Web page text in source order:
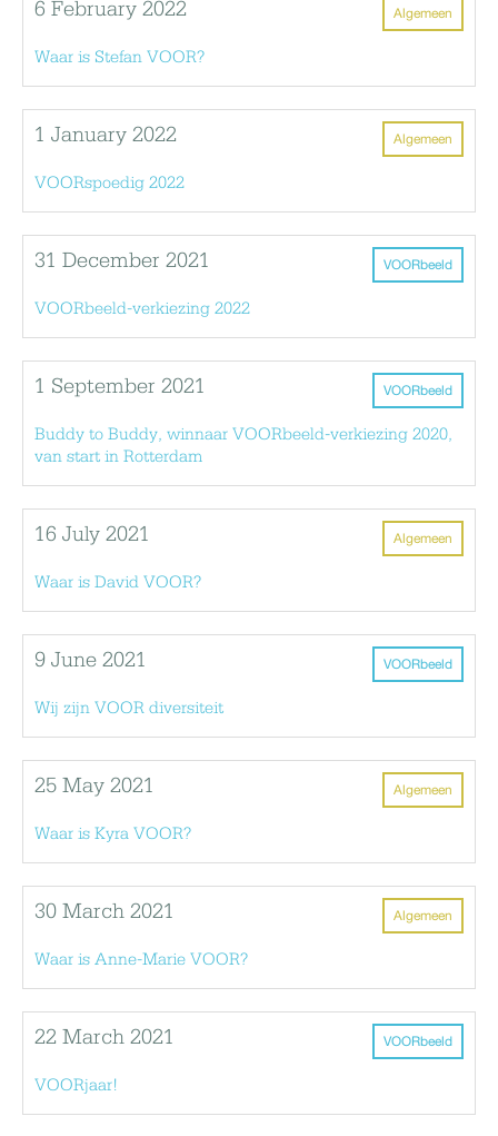
Algemeen
6 February 2022
Waar is Stefan VOOR?
Algemeen
1 January 2022
VOORspoedig 2022
VOORbeeld
31 December 2021
VOORbeeld-verkiezing 2022
VOORbeeld
1 September 2021
Buddy to Buddy, winnaar VOORbeeld-verkiezing 2020,
van start in Rotterdam
Algemeen
16 July 2021
Waar is David VOOR?
VOORbeeld
9 June 2021
Wij zijn VOOR diversiteit
Algemeen
25 May 2021
Waar is Kyra VOOR?
Algemeen
30 March 2021
Waar is Anne-Marie VOOR?
VOORbeeld
22 March 2021
VOORjaar!